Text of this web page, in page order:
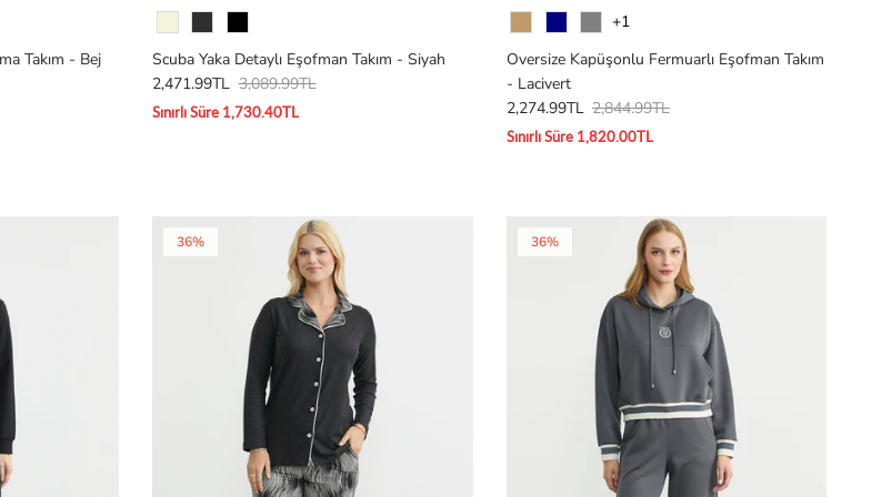
Takım - Bej
Renk
Scuba Yaka Detaylı Eşofman Takım - Siyah
2,471.99TL 3,089.99TL
Sınırlı Süre 1,730.40TL
Renk
+1
Oversize Kapüşonlu Fermuarlı Eşofman Takım
- Lacivert
2,274.99TL 2,844.99TL
Sınırlı Süre 1,820.00TL
36% 36%